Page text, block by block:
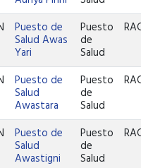
Puesto de
Salud Awas
Yari
Puesto
de
Salud
Puesto de
Salud
Awastara
Puesto
de
Salud
Puesto de
Salud
Awastigni
Puesto
de
Salud